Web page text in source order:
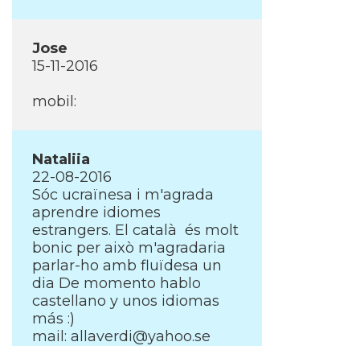
Jose
15-11-2016
mobil:
Nataliia
22-08-2016
Sóc ucraïnesa i m'agrada
aprendre idiomes
estrangers. El català és molt
bonic per això m'agradaria
parlar-ho amb fluïdesa un
dia De momento hablo
castellano y unos idiomas
más :)
mail: allaverdi@yahoo.se